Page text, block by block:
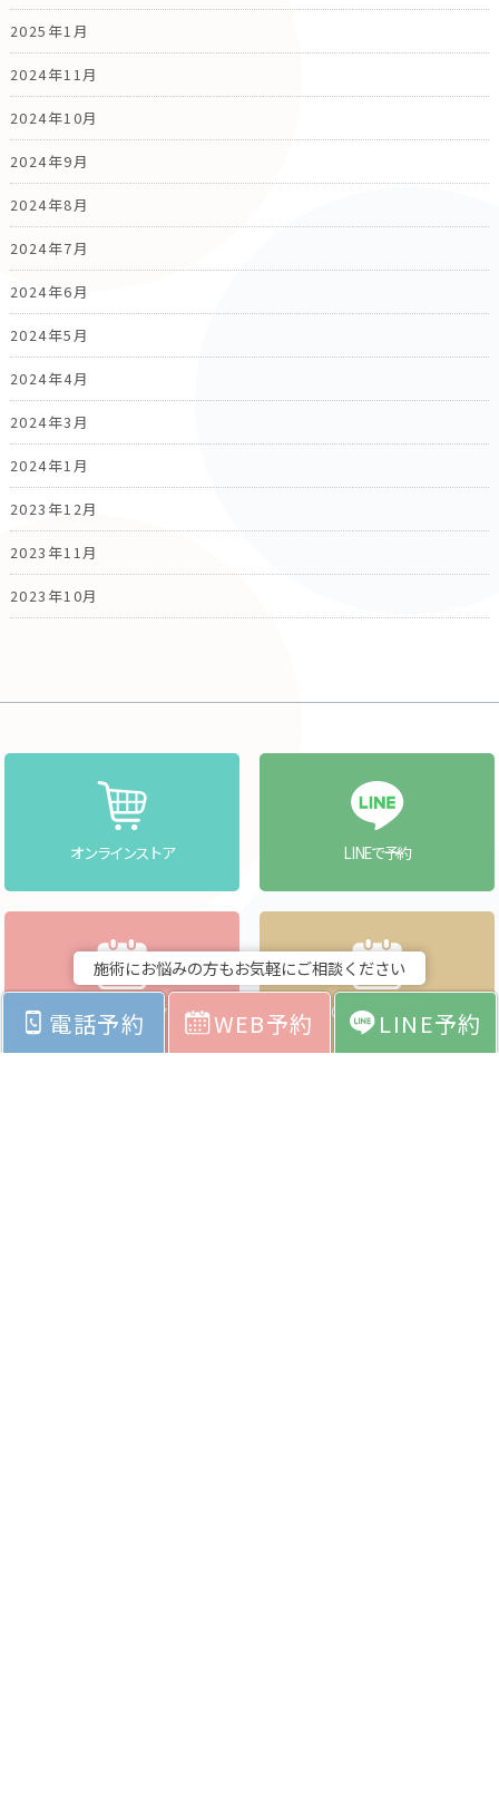
2025年1月
2024年11月
2024年10月
2024年9月
2024年8月
2024年7月
2024年6月
2024年5月
2024年4月
2024年3月
2024年1月
2023年12月
2023年11月
2023年10月
オンラインストア LINEで予約
クリアクリニックへ
WEBで予約
（医療）
CLEAR貝塚店へ
WEBで予約
（ネイル・アイラッシュ・エステ）
施術にお悩みの方もお気軽にご相談ください
電話予約 WEB予約 LINE予約